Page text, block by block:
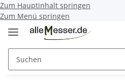
Zum Hauptinhalt springen
Zum Menü springen